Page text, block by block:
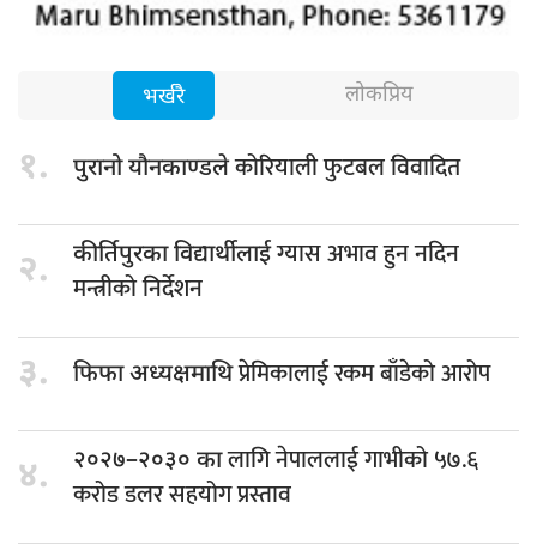
भर्खरै लोकप्रिय
१. पुरानो यौनकाण्डलेकोरियाली फुटबल विवादित
२. कीर्तिपुरका विद्यार्थीलाईग्यास अभाव हुन नदिन
मन्त्रीको निर्देशन
३. फिफा अध्यक्षमाथिप्रेमिकालाई रकम बाँडेको आरोप
४. २०२७–२०३० कालागि नेपाललाई गाभीको ५७.६
करोड डलर सहयोग प्रस्ताव